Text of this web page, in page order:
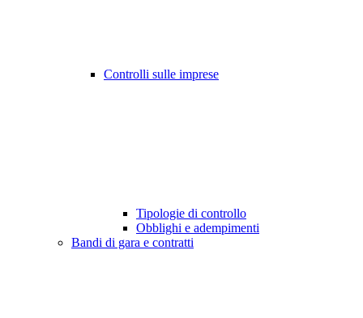
Controlli sulle imprese
Tipologie di controllo
Obblighi e adempimenti
Bandi di gara e contratti